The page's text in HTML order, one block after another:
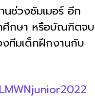
ช่วงซัมเมอร์ อีก
ศึกษา หรือบัณฑิตจบ
งทีมเด็กฝึกงานกับ